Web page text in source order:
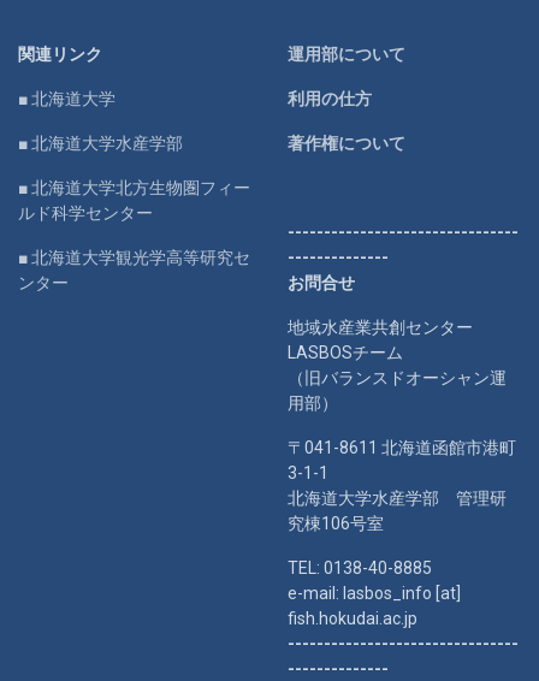
関連リンク
■ 北海道大学
■ 北海道大学水産学部
■ 北海道大学北方生物圏フィー
ルド科学センター
■ 北海道大学観光学高等研究セ
ンター
運用部について
利用の仕方
著作権について
--------------------------------
--------------
お問合せ
地域水産業共創センター
LASBOSチーム
（旧バランスドオーシャン運
用部）
〒041-8611 北海道函館市港町
3-1-1
北海道大学水産学部 管理研
究棟106号室
TEL: 0138-40-8885
e-mail: lasbos_info [at]
fish.hokudai.ac.jp
--------------------------------
--------------